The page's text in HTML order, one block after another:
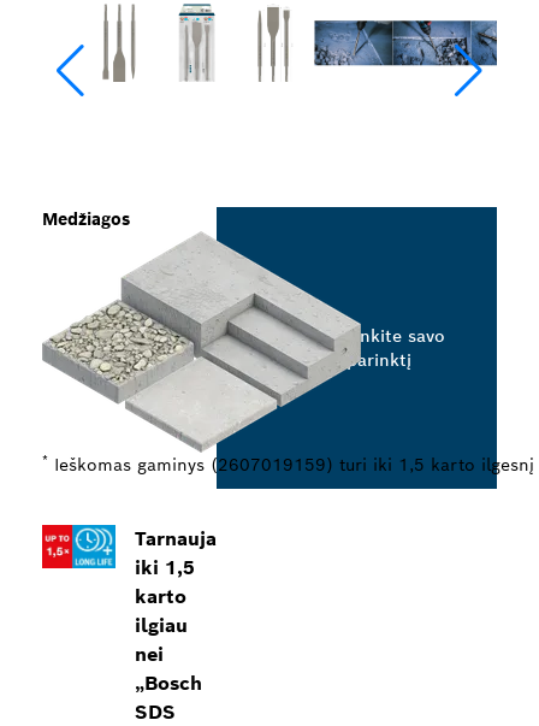
Tarnauja
iki 1,5
karto
ilgiau
nei
„Bosch
SDS
Medžiagos
* Ieškomas gaminys (2607019159) turi iki 1,5 karto
Pasirinkite savo
parinktį